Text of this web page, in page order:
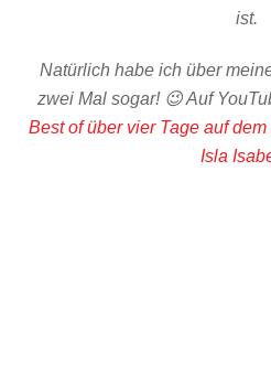
ist.
Natürlich habe ich über
zwei Mal sogar! 😉 Auf
Best of über vier Tage auf dem
Isla